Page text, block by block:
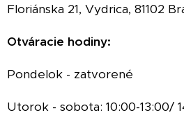
Floriánska 21, Vydrica, 81102
Otváracie hodiny:
Pondelok - zatvorené
Utorok - sobota: 10:00-13:00/